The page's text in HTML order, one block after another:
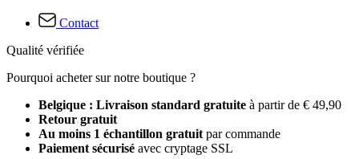
Contact
Qualité vérifiée
Pourquoi acheter sur notre boutique ?
Belgique : Livraison standard gratuite à partir de € 49,90
Retour gratuit
Au moins 1 échantillon gratuit par commande
Paiement sécurisé avec cryptage SSL